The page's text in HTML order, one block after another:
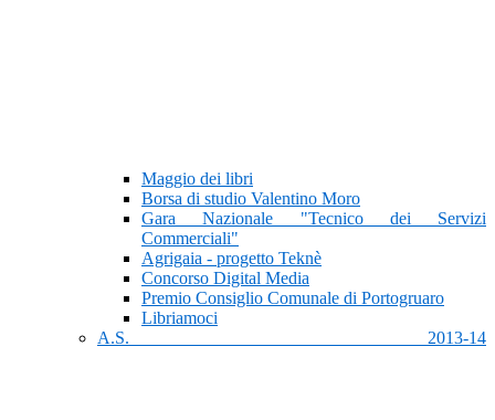
Maggio dei libri
Borsa di studio Valentino Moro
Gara Nazionale "Tecnico dei Servizi
Commerciali"
Agrigaia - progetto Teknè
Concorso Digital Media
Premio Consiglio Comunale di Portogruaro
Libriamoci
A.S. 2013-14